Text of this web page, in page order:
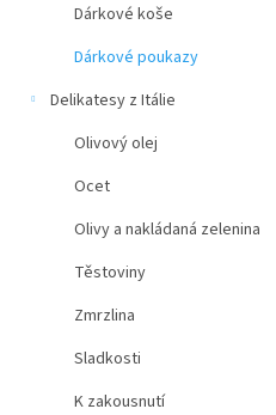
Dárkové koše
Dárkové poukazy
Delikatesy z Itálie
Olivový olej
Ocet
Olivy a nakládaná zelenina
Těstoviny
Zmrzlina
Sladkosti
K zakousnutí